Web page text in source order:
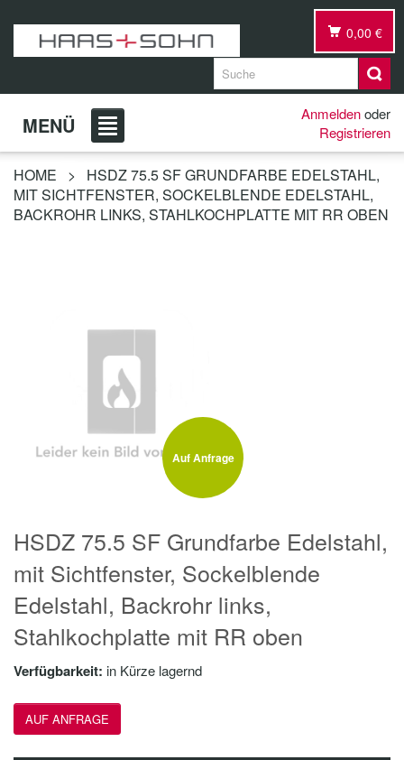
0,00 €
MENÜ Anmeldenoder
Registrieren
HOME >
HSDZ 75.5 SF GRUNDFARBE EDELSTAHL,
MIT SICHTFENSTER, SOCKELBLENDE EDELSTAHL,
BACKROHR LINKS, STAHLKOCHPLATTE MIT RR OBEN
Auf Anfrage
HSDZ 75.5 SF Grundfarbe Edelstahl,
mit Sichtfenster, Sockelblende
Edelstahl, Backrohr links,
Stahlkochplatte mit RR oben
Verfügbarkeit: in Kürze lagernd
AUF ANFRAGE